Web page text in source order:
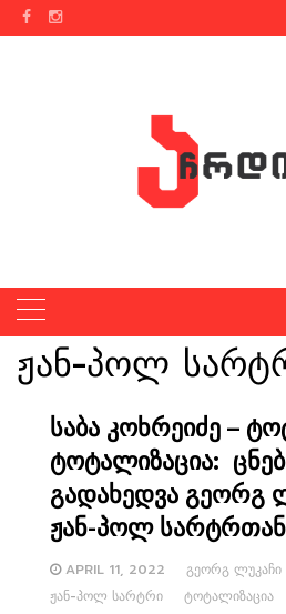
Skip
to
ჟან-პოლ
საბა კოხრეიძე –
ტოტალიზაცია:
გადახედვა გეორგ
ჟან-პოლ სარტრთან
APRIL 11, 2022 ᲒᲔᲝᲠᲒ ᲚᲣᲙᲐᲩᲘ
ᲟᲐᲜ-ᲞᲝᲚ ᲡᲐᲠᲢᲠᲘ
ᲢᲝᲢᲐᲚᲘᲖᲐᲪᲘᲐ